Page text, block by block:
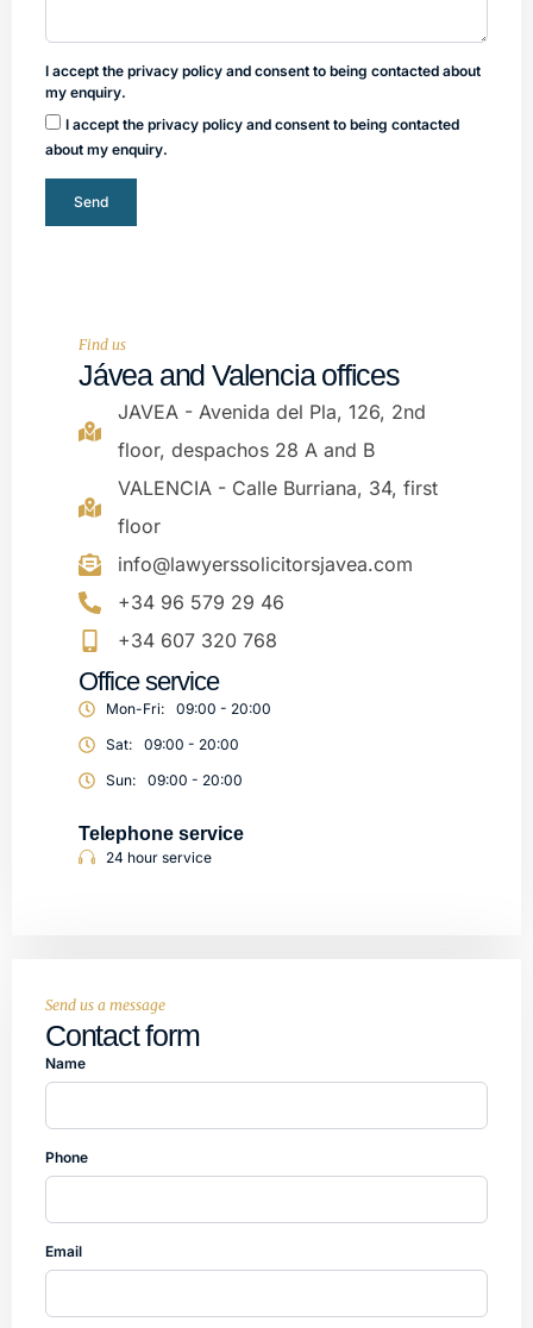
Find us
Jávea and Valencia offices
JAVEA - Avenida del Pla, 126, 2nd
floor, despachos 28 A and B
VALENCIA - Calle Burriana, 34, first
floor
info@lawyerssolicitorsjavea.com
+34 96 579 29 46
+34 607 320 768
Office service
Mon-Fri:
09:00 - 20:00
Sat:
09:00 - 20:00
Sun:
09:00 - 20:00
Telephone service
24 hour service
I accept the privacy policy and consent to being contacted about
my enquiry.
I accept the privacy policy and consent to being contacted
about my enquiry.
Send
Send us a message
Contact form
Name
Phone
Email